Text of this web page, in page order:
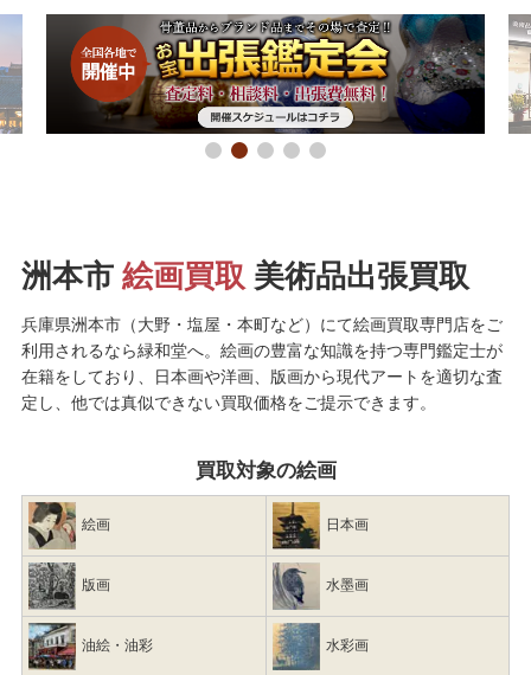
洲本市 絵画買取 美術品出張買取
兵庫県洲本市（大野・塩屋・本町など）にて絵画買取専門店をご
利用されるなら緑和堂へ。絵画の豊富な知識を持つ専門鑑定士が
在籍をしており、日本画や洋画、版画から現代アートを適切な査
定し、他では真似できない買取価格をご提示できます。
買取対象の絵画
絵画 日本画
版画 水墨画
油絵・油彩 水彩画